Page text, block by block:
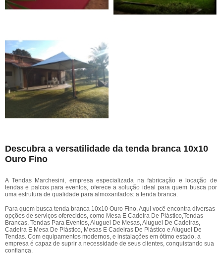
Descubra a versatilidade da tenda branca 10x10
Ouro Fino
A Tendas Marchesini, empresa especializada na fabricação e locação de
tendas e palcos para eventos, oferece a solução ideal para quem busca por
uma estrutura de qualidade para almoxarifados: a tenda branca.
Para quem busca tenda branca 10x10 Ouro Fino, Aqui você encontra diversas
opções de serviços oferecidos, como Mesa E Cadeira De Plástico,Tendas
Brancas, Tendas Para Eventos, Aluguel De Mesas, Aluguel De Cadeiras,
Cadeira E Mesa De Plástico, Mesas E Cadeiras De Plástico e Aluguel De
Tendas. Com equipamentos modernos, e instalações em ótimo estado, a
empresa é capaz de suprir a necessidade de seus clientes, conquistando sua
confiança.